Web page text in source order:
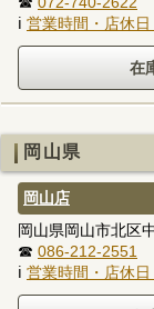
ℹ 営業時間・店休
岡山県
岡山店
岡山県岡山市北区
☎ 086-212-2551
ℹ 営業時間・店休